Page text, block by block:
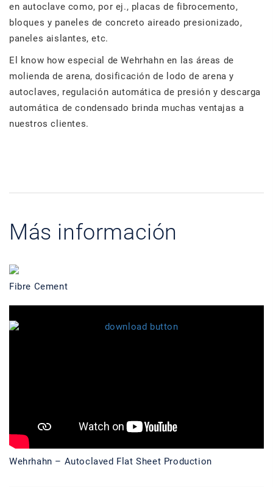
en autoclave como, por ej., placas de fibrocemento,
bloques y paneles de concreto aireado presionizado,
paneles aislantes, etc.
El know how especial de Wehrhahn en las áreas de
molienda de arena, dosificación de lodo de arena y
autoclaves, regulación automática de presión y descarga
automática de condensado brinda muchas ventajas a
nuestros clientes.
Más información
Fibre Cement
Wehrhahn – Autoclaved Flat Sheet Production